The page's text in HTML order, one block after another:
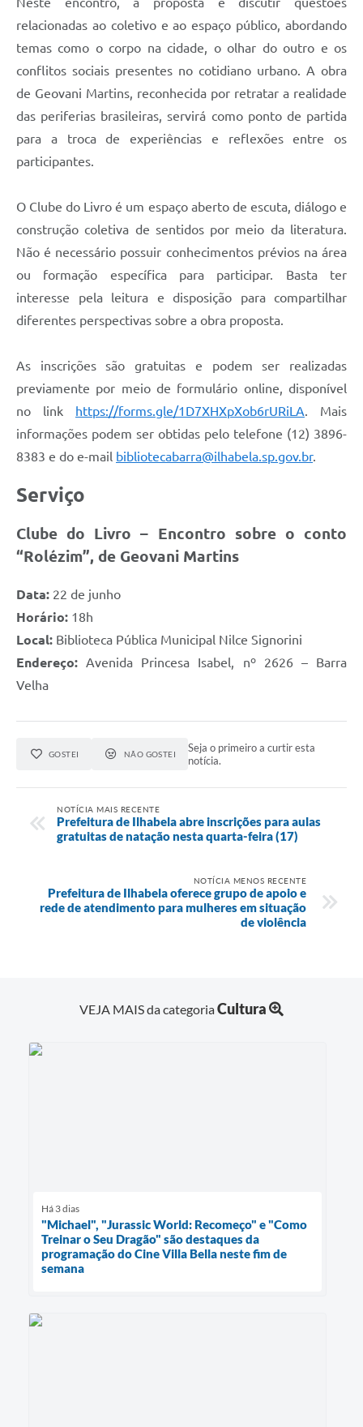
relacionadas ao coletivo e ao espaço público, abordando
temas como o corpo na cidade, o olhar do outro e os
conflitos sociais presentes no cotidiano urbano. A obra
de Geovani Martins, reconhecida por retratar a realidade
das periferias brasileiras, servirá como ponto de partida
para a troca de experiências e reflexões entre os
participantes.
O Clube do Livro é um espaço aberto de escuta, diálogo e
construção coletiva de sentidos por meio da literatura.
Não é necessário possuir conhecimentos prévios na área
ou formação específica para participar. Basta ter
interesse pela leitura e disposição para compartilhar
diferentes perspectivas sobre a obra proposta.
As inscrições são gratuitas e podem ser realizadas
previamente por meio de formulário online, disponível
no link https://forms.gle/1D7XHXpXob6rURiLA. Mais
informações podem ser obtidas pelo telefone (12) 3896-
8383 e do e-mail bibliotecabarra@ilhabela.sp.gov.br.
Serviço
Clube do Livro – Encontro sobre o conto
“Rolézim”, de Geovani Martins
Data: 22 de junho
Horário: 18h
Local: Biblioteca Pública Municipal Nilce Signorini
Endereço: Avenida Princesa Isabel, nº 2626 – Barra
Velha
GOSTEI NÃO GOSTEI
Seja o primeiro a curtir esta
notícia.
NOTÍCIA MAIS RECENTE
Prefeitura de Ilhabela abre inscrições para aulas
gratuitas de natação nesta quarta-feira (17)
NOTÍCIA MENOS RECENTE
Prefeitura de Ilhabela oferece grupo de apoio e
rede de atendimento para mulheres em situação
de violência
VEJA MAIS da categoriaCultura
Há 3 dias
"Michael", "Jurassic World: Recomeço" e "Como
Treinar o Seu Dragão" são destaques da
programação do Cine Villa Bella neste fim de
semana